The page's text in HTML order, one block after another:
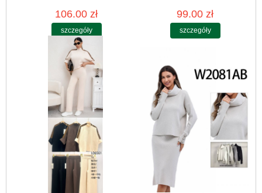
106.00 zł
szczegóły
99.00 zł
szczegóły